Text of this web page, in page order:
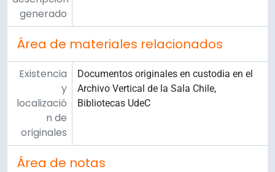
generado
Área de materiales relacionados
Existencia
y
localizació
n de
originales
Documentos originales en custodia en el
Archivo Vertical de la Sala Chile,
Bibliotecas UdeC
Área de notas